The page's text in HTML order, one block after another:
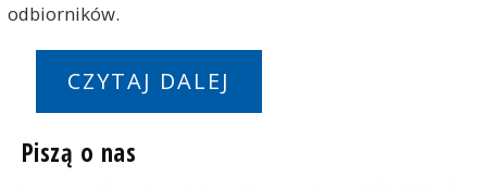
odbiorników.
CZYTAJ DALEJ
Piszą o nas